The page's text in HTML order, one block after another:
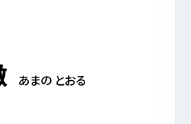
あまの とおる